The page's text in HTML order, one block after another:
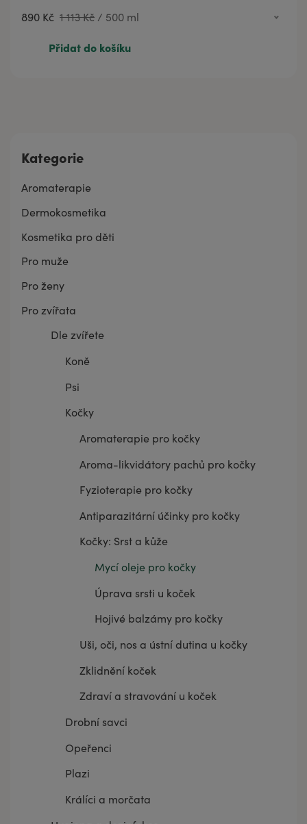
890 Kč 1 113 Kč/ 500 ml
Přidat do košíku
Kategorie
Aromaterapie
Dermokosmetika
Kosmetika pro děti
Pro muže
Pro ženy
Pro zvířata
Dle zvířete
Koně
Psi
Kočky
Aromaterapie pro kočky
Aroma-likvidátory pachů pro kočky
Fyzioterapie pro kočky
Antiparazitární účinky pro kočky
Kočky: Srst a kůže
Mycí oleje pro kočky
Úprava srsti u koček
Hojivé balzámy pro kočky
Uši, oči, nos a ústní dutina u kočky
Zklidnění koček
Zdraví a stravování u koček
Drobní savci
Opeřenci
Plazi
Králíci a morčata